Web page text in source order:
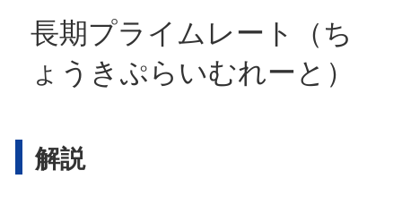
長期プライムレート（ち
ょうきぷらいむれーと）
解説